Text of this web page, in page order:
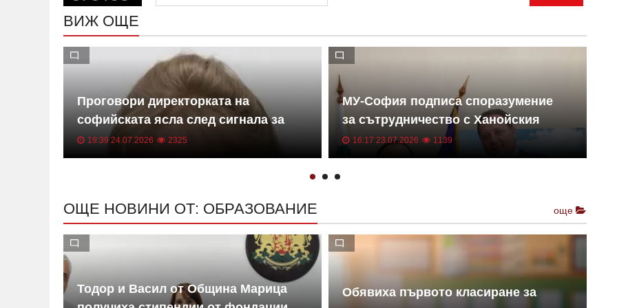
ВИЖ ОЩЕ
Проговори директорката на
софийската ясла след сигнала за
насилие
19:39 24.07.2026 2325
МУ-София подписа споразумение
за сътрудничество с Ханойския
медицински университет
16:17 23.07.2026 1139
ОЩЕ НОВИНИ ОТ: ОБРАЗОВАНИЕ още
Тодор и Васил от Община Марица
Обявиха първото класиране за